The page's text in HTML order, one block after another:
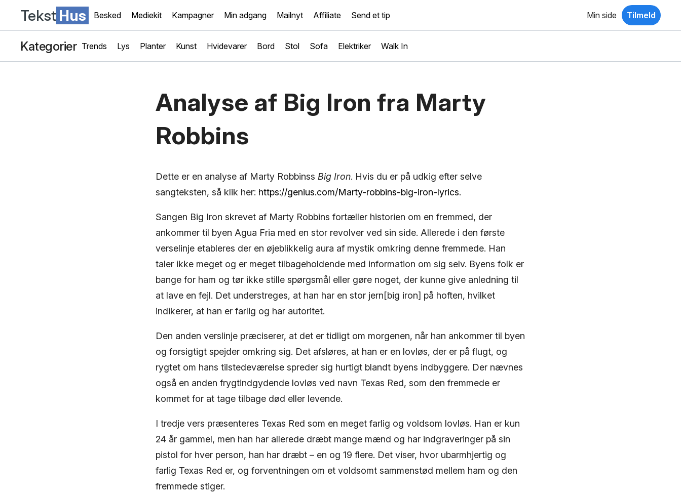
Tekst Hus Besked Mediekit Kampagner Min adgang Mailnyt Affiliate Send et tip Min side Tilmeld
Kategorier Trends Lys Planter Kunst Hvidevarer Bord Stol Sofa Elektriker Walk In
Analyse af Big Iron fra Marty
Robbins
Dette er en analyse af Marty Robbinss Big Iron. Hvis du er på udkig efter selve
sangteksten, så klik her: https://genius.com/Marty-robbins-big-iron-lyrics.
Sangen Big Iron skrevet af Marty Robbins fortæller historien om en fremmed, der
ankommer til byen Agua Fria med en stor revolver ved sin side. Allerede i den første
verselinje etableres der en øjeblikkelig aura af mystik omkring denne fremmede. Han
taler ikke meget og er meget tilbageholdende med information om sig selv. Byens folk er
bange for ham og tør ikke stille spørgsmål eller gøre noget, der kunne give anledning til
at lave en fejl. Det understreges, at han har en stor jern[big iron] på hoften, hvilket
indikerer, at han er farlig og har autoritet.
Den anden verslinje præciserer, at det er tidligt om morgenen, når han ankommer til byen
og forsigtigt spejder omkring sig. Det afsløres, at han er en lovløs, der er på flugt, og
rygtet om hans tilstedeværelse spreder sig hurtigt blandt byens indbyggere. Der nævnes
også en anden frygtindgydende lovløs ved navn Texas Red, som den fremmede er
kommet for at tage tilbage død eller levende.
I tredje vers præsenteres Texas Red som en meget farlig og voldsom lovløs. Han er kun
24 år gammel, men han har allerede dræbt mange mænd og har indgraveringer på sin
pistol for hver person, han har dræbt – en og 19 flere. Det viser, hvor ubarmhjertig og
farlig Texas Red er, og forventningen om et voldsomt sammenstød mellem ham og den
fremmede stiger.